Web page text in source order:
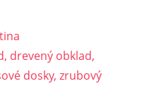
drevený obklad,
dosky, zrubový